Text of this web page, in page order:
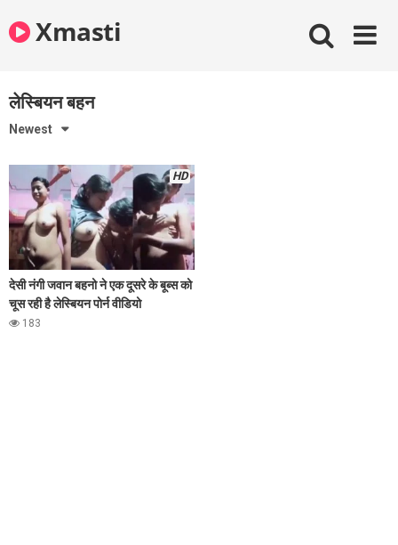
to
contentXmasti
लेस्बियन बहन
Newest
HD
देसी नंगी जवान बहनो ने एक दूसरे के बूब्स को
चूस रही है लेस्बियन पोर्न वीडियो
183